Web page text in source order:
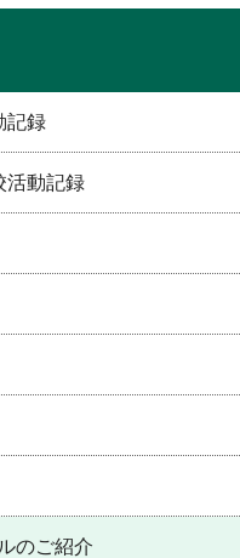
記録
活動記録
のご紹介